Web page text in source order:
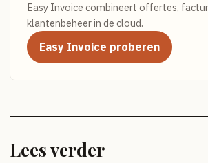
Easy Invoice combineert offertes,
klantenbeheer in de cloud.
Easy Invoice proberen
Lees verder